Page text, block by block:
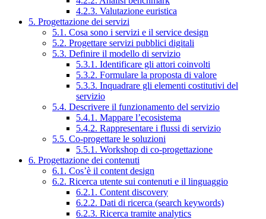
4.2.3. Valutazione euristica
5. Progettazione dei servizi
5.1. Cosa sono i servizi e il service design
5.2. Progettare servizi pubblici digitali
5.3. Definire il modello di servizio
5.3.1. Identificare gli attori coinvolti
5.3.2. Formulare la proposta di valore
5.3.3. Inquadrare gli elementi costitutivi del
servizio
5.4. Descrivere il funzionamento del servizio
5.4.1. Mappare l’ecosistema
5.4.2. Rappresentare i flussi di servizio
5.5. Co-progettare le soluzioni
5.5.1. Workshop di co-progettazione
6. Progettazione dei contenuti
6.1. Cos’è il content design
6.2. Ricerca utente sui contenuti e il linguaggio
6.2.1. Content discovery
6.2.2. Dati di ricerca (search keywords)
6.2.3. Ricerca tramite analytics